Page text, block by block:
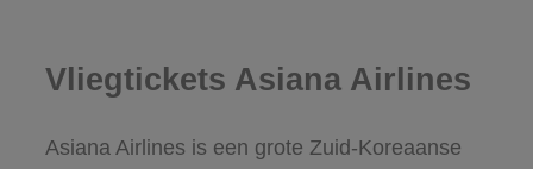
Vliegtickets Asiana Airlines
Asiana Airlines is een grote Zuid-Koreaanse